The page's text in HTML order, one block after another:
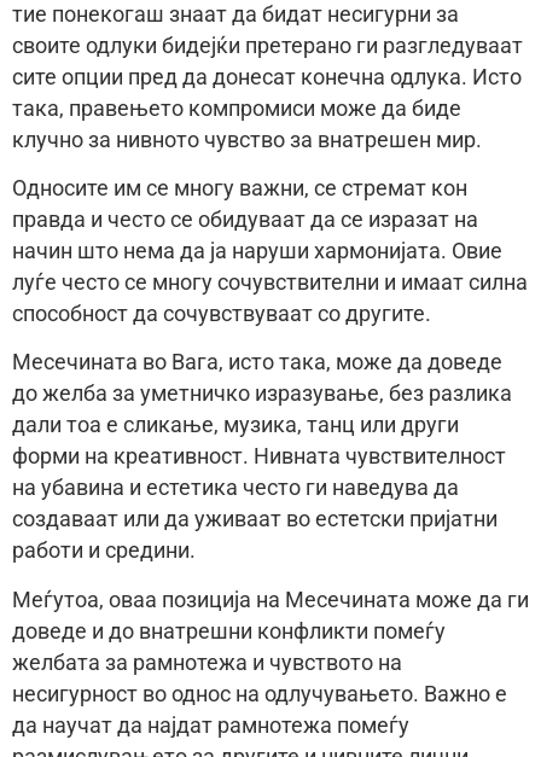
тие понекогаш знаат да бидат несигурни за
своите одлуки бидејќи претерано ги разгледуваат
сите опции пред да донесат конечна одлука. Исто
така, правењето компромиси може да биде
клучно за нивното чувство за внатрешен мир.
Односите им се многу важни, се стремат кон
правда и често се обидуваат да се изразат на
начин што нема да ја наруши хармонијата. Овие
луѓе често се многу сочувствителни и имаат силна
способност да сочувствуваат со другите.
Месечината во Вага, исто така, може да доведе
до желба за уметничко изразување, без разлика
дали тоа е сликање, музика, танц или други
форми на креативност. Нивната чувствителност
на убавина и естетика често ги наведува да
создаваат или да уживаат во естетски пријатни
работи и средини.
Меѓутоа, оваа позиција на Месечината може да ги
доведе и до внатрешни конфликти помеѓу
желбата за рамнотежа и чувството на
несигурност во однос на одлучувањето. Важно е
да научат да најдат рамнотежа помеѓу